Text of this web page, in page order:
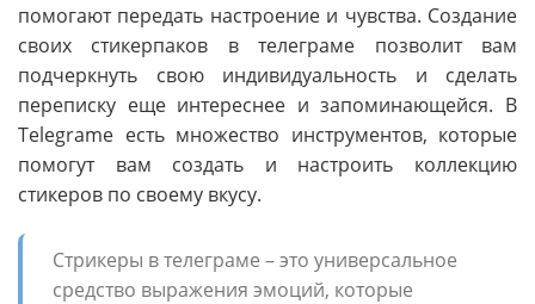
помогают передать настроение и чувства. Создание
своих стикерпаков в телеграме позволит вам
подчеркнуть свою индивидуальность и сделать
переписку еще интереснее и запоминающейся. В
Telegrame есть множество инструментов, которые
помогут вам создать и настроить коллекцию
стикеров по своему вкусу.
Стрикеры в телеграме – это универсальное
средство выражения эмоций, которые